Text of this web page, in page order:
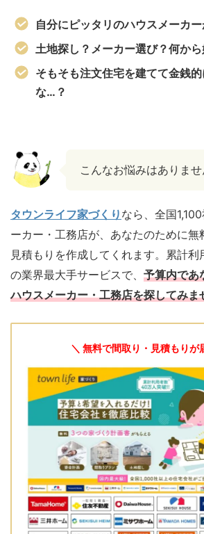
自分にピッタリのハウスメーカ
土地探し？メーカー選び？何か
そもそも注文住宅を建てて金銭
な…？
こんなお悩みはありませ
タウンライフ家づくり なら、全国
ーカー・工務店が、あなたのために無
見積もりを作成してくれます。累計利
の業界最大手サービスで、 予算内であ
ハウスメーカー・工務店を探してみま
＼ 無料で間取り・見積もりが